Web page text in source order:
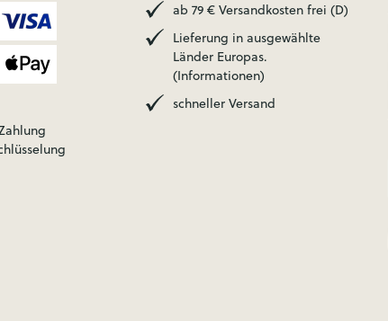
ab 79 € Versandkosten frei (D)
Lieferung in ausgewählte
Länder Europas.
(Informationen)
schneller Versand